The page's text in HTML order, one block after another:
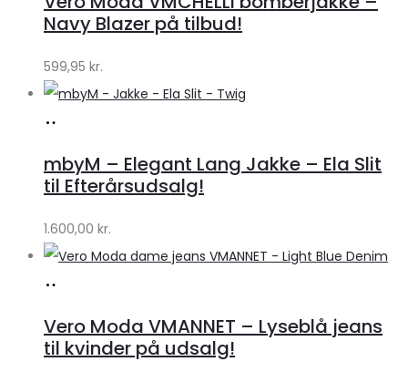
Klædeskabet.dk
Navy Blazer på tilbud!
599,95 kr.
Lykke
Lykke
mbyM – Elegant Lang Jakke – Ela Slit
til Efterårsudsalg!
1.600,00 kr.
Klædeskabet.dk
Vero Moda VMANNET – Lyseblå jeans
til kvinder på udsalg!